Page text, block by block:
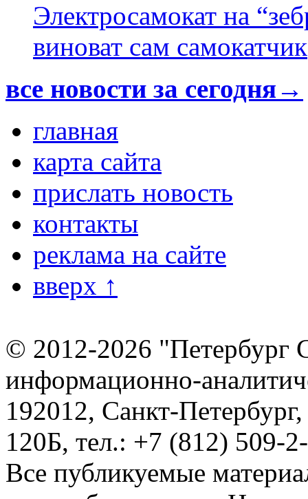
Электросамокат на
виноват сам самокатчик
все новости за сегодня→
главная
карта сайта
прислать новость
контакты
реклама на сайте
вверх ↑
© 2012-2026 "Петербург
информационно-
192012, Санкт-
120Б, тел.: +7 (812) 509-
Все публикуемые